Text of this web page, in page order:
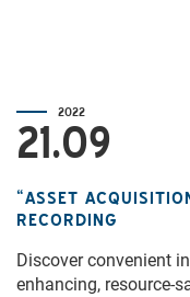
2022
21.09
“ASSET
RECORDING
Discover convenient
enhancing, resource-